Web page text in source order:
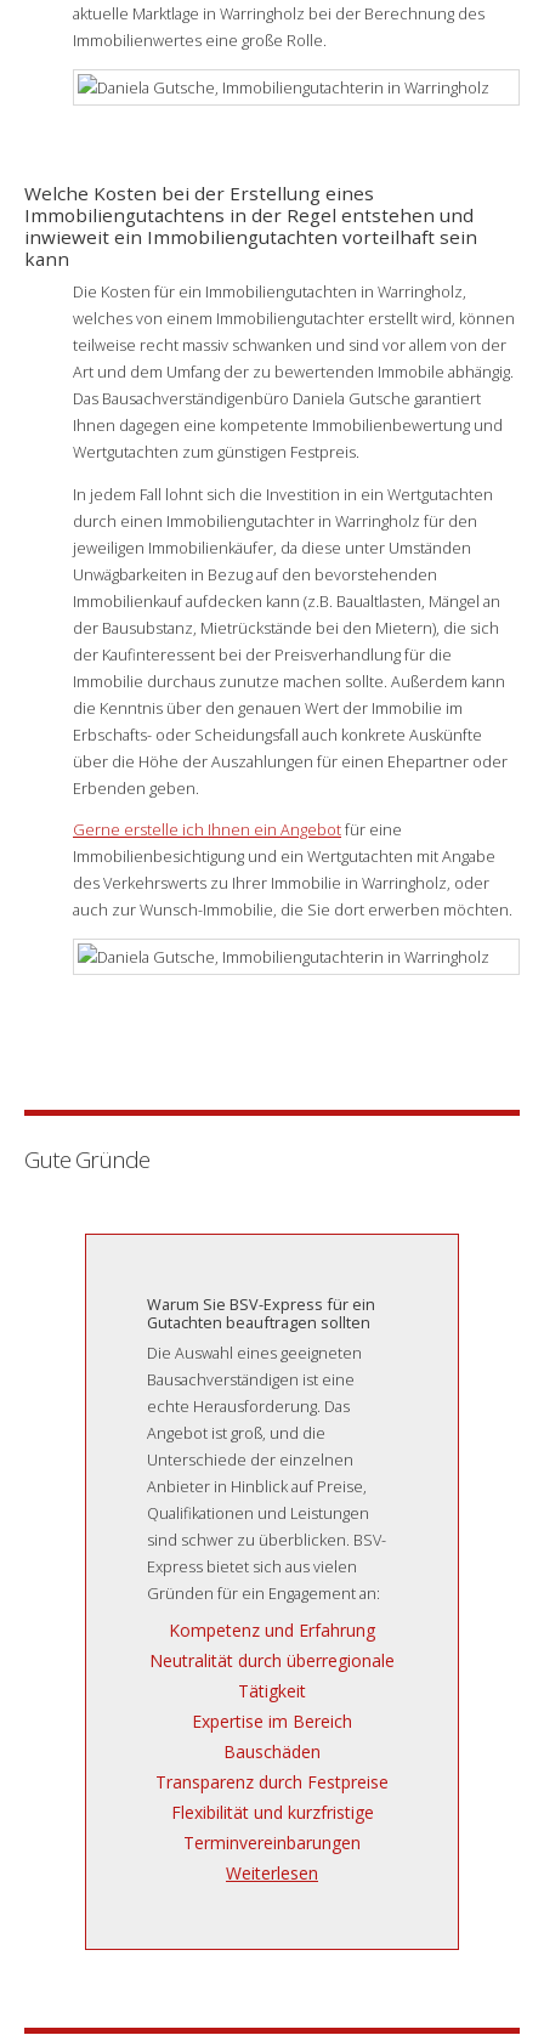
aktuelle Marktlage in Warringholz bei der Berechnung des
Immobilienwertes eine große Rolle.
Welche Kosten bei der Erstellung eines
Immobiliengutachtens in der Regel entstehen und
inwieweit ein Immobiliengutachten vorteilhaft sein
kann
Die Kosten für ein Immobiliengutachten in Warringholz,
welches von einem Immobiliengutachter erstellt wird, können
teilweise recht massiv schwanken und sind vor allem von der
Art und dem Umfang der zu bewertenden Immobile abhängig.
Das Bausachverständigenbüro Daniela Gutsche garantiert
Ihnen dagegen eine kompetente Immobilienbewertung und
Wertgutachten zum günstigen Festpreis.
In jedem Fall lohnt sich die Investition in ein Wertgutachten
durch einen Immobiliengutachter in Warringholz für den
jeweiligen Immobilienkäufer, da diese unter Umständen
Unwägbarkeiten in Bezug auf den bevorstehenden
Immobilienkauf aufdecken kann (z.B. Baualtlasten, Mängel an
der Bausubstanz, Mietrückstände bei den Mietern), die sich
der Kaufinteressent bei der Preisverhandlung für die
Immobilie durchaus zunutze machen sollte. Außerdem kann
die Kenntnis über den genauen Wert der Immobilie im
Erbschafts- oder Scheidungsfall auch konkrete Auskünfte
über die Höhe der Auszahlungen für einen Ehepartner oder
Erbenden geben.
Gerne erstelle ich Ihnen ein Angebotfür eine
Immobilienbesichtigung und ein Wertgutachten mit Angabe
des Verkehrswerts zu Ihrer Immobilie in Warringholz, oder
auch zur Wunsch-Immobilie, die Sie dort erwerben möchten.
Gute Gründe
Warum Sie BSV-Express für ein
Gutachten beauftragen sollten
Die Auswahl eines geeigneten
Bausachverständigen ist eine
echte Herausforderung. Das
Angebot ist groß, und die
Unterschiede der einzelnen
Anbieter in Hinblick auf Preise,
Qualifikationen und Leistungen
sind schwer zu überblicken. BSV-
Express bietet sich aus vielen
Gründen für ein Engagement an:
Kompetenz und Erfahrung
Neutralität durch überregionale
Tätigkeit
Expertise im Bereich
Bauschäden
Transparenz durch Festpreise
Flexibilität und kurzfristige
Terminvereinbarungen
Weiterlesen